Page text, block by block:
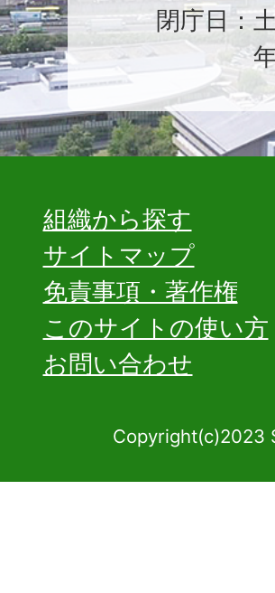
閉庁日：
組織から探す
サイトマップ
免責事項・著作権
このサイトの使い方
お問い合わせ
Copyright(c)2023